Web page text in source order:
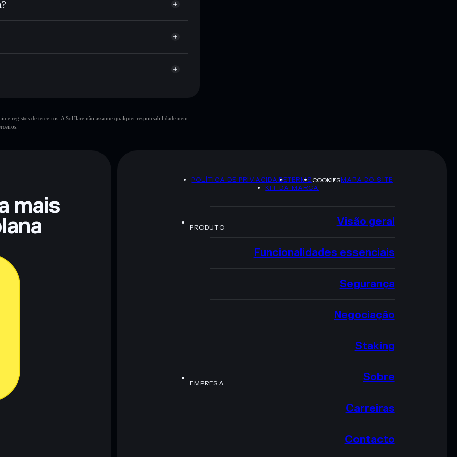
e registos de terceiros. A Solflare não assume qualquer responsabilidade nem
mais
POLÍTICA DE PRIVACIDADETERMSCOOKIESMAPA DO SITE
KIT DA MARCA
PRODUTO Visão geral
Funcionalidades essenciais
Segurança
Negociação
Staking
EMPRESA Sobre
Carreiras
Contacto